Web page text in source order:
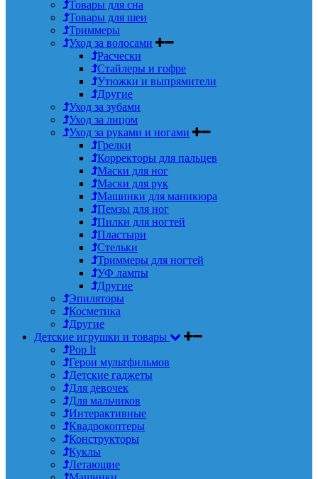
Товары для сна
Товары для шеи
Триммеры
Уход за волосами
Расчески
Стайлеры и гофре
Утюжки и выпрямители
Другие
Уход за зубами
Уход за лицом
Уход за руками и ногами
Грелки
Корректоры для пальцев
Маски для ног
Маски для рук
Машинки для маникюра
Пемзы для ног
Пилки для ногтей
Пластыри
Стельки
Триммеры для ногтей
УФ лампы
Другие
Эпиляторы
Косметика
Другие
Детские игрушки и товары
Pop It
Герои мультфильмов
Детские гаджеты
Для девочек
Для мальчиков
Интерактивные
Квадрокоптеры
Конструкторы
Куклы
Летающие